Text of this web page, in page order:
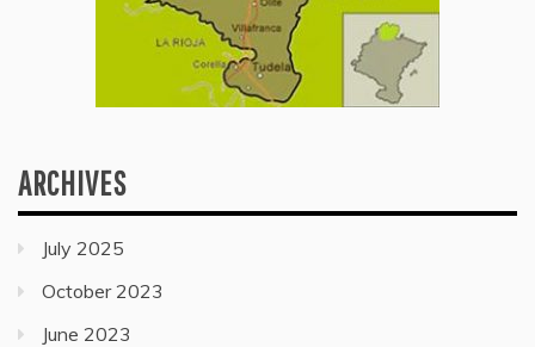
ARCHIVES
July 2025
October 2023
June 2023